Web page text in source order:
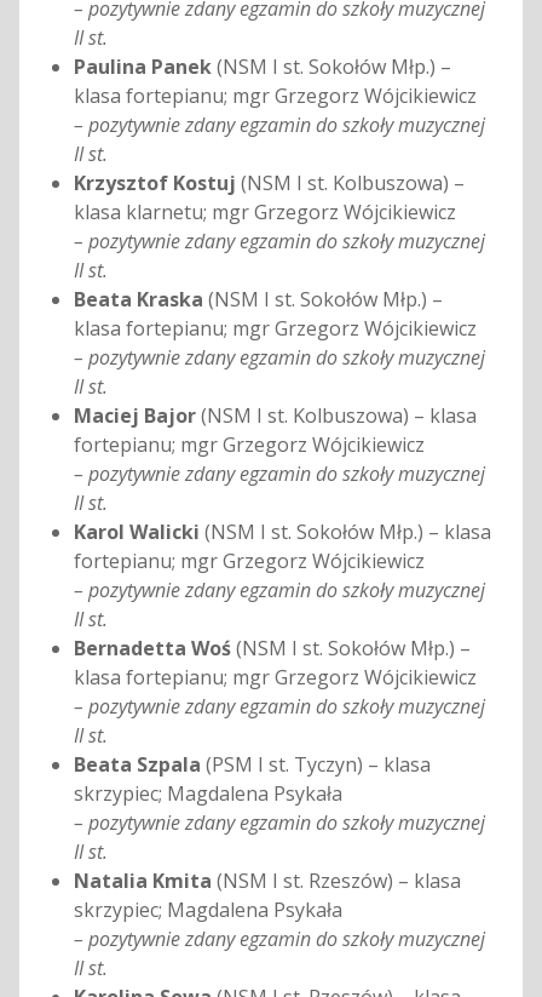
– pozytywnie zdany egzamin do szkoły muzycznej
II st.
Paulina Panek(NSM I st. Sokołów Młp.) –
klasa fortepianu; mgr Grzegorz Wójcikiewicz
– pozytywnie zdany egzamin do szkoły muzycznej
II st.
Krzysztof Kostuj (NSM I st. Kolbuszowa) –
klasa klarnetu; mgr Grzegorz Wójcikiewicz
– pozytywnie zdany egzamin do szkoły muzycznej
II st.
Beata Kraska (NSM I st. Sokołów Młp.) –
klasa fortepianu; mgr Grzegorz Wójcikiewicz
– pozytywnie zdany egzamin do szkoły muzycznej
II st.
Maciej Bajor(NSM I st. Kolbuszowa) – klasa
fortepianu; mgr Grzegorz Wójcikiewicz
– pozytywnie zdany egzamin do szkoły muzycznej
II st.
Karol Walicki (NSM I st. Sokołów Młp.) – klasa
fortepianu; mgr Grzegorz Wójcikiewicz
– pozytywnie zdany egzamin do szkoły muzycznej
II st.
Bernadetta Woś(NSM I st. Sokołów Młp.) –
klasa fortepianu; mgr Grzegorz Wójcikiewicz
– pozytywnie zdany egzamin do szkoły muzycznej
II st.
Beata Szpala (PSM I st. Tyczyn) – klasa
skrzypiec; Magdalena Psykała
– pozytywnie zdany egzamin do szkoły muzycznej
II st.
Natalia Kmita (NSM I st. Rzeszów) – klasa
skrzypiec; Magdalena Psykała
– pozytywnie zdany egzamin do szkoły muzycznej
II st.